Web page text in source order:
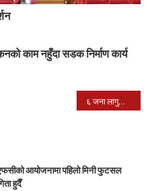
काम नहुँदा सडक निर्माण कार्य
६ जना लागुऔषध ‘तस्कर’ पक्राउ
आयोजनामा पहिलो मिनी फुटसल
हुदैँ